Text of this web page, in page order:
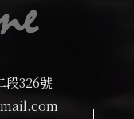
段326號